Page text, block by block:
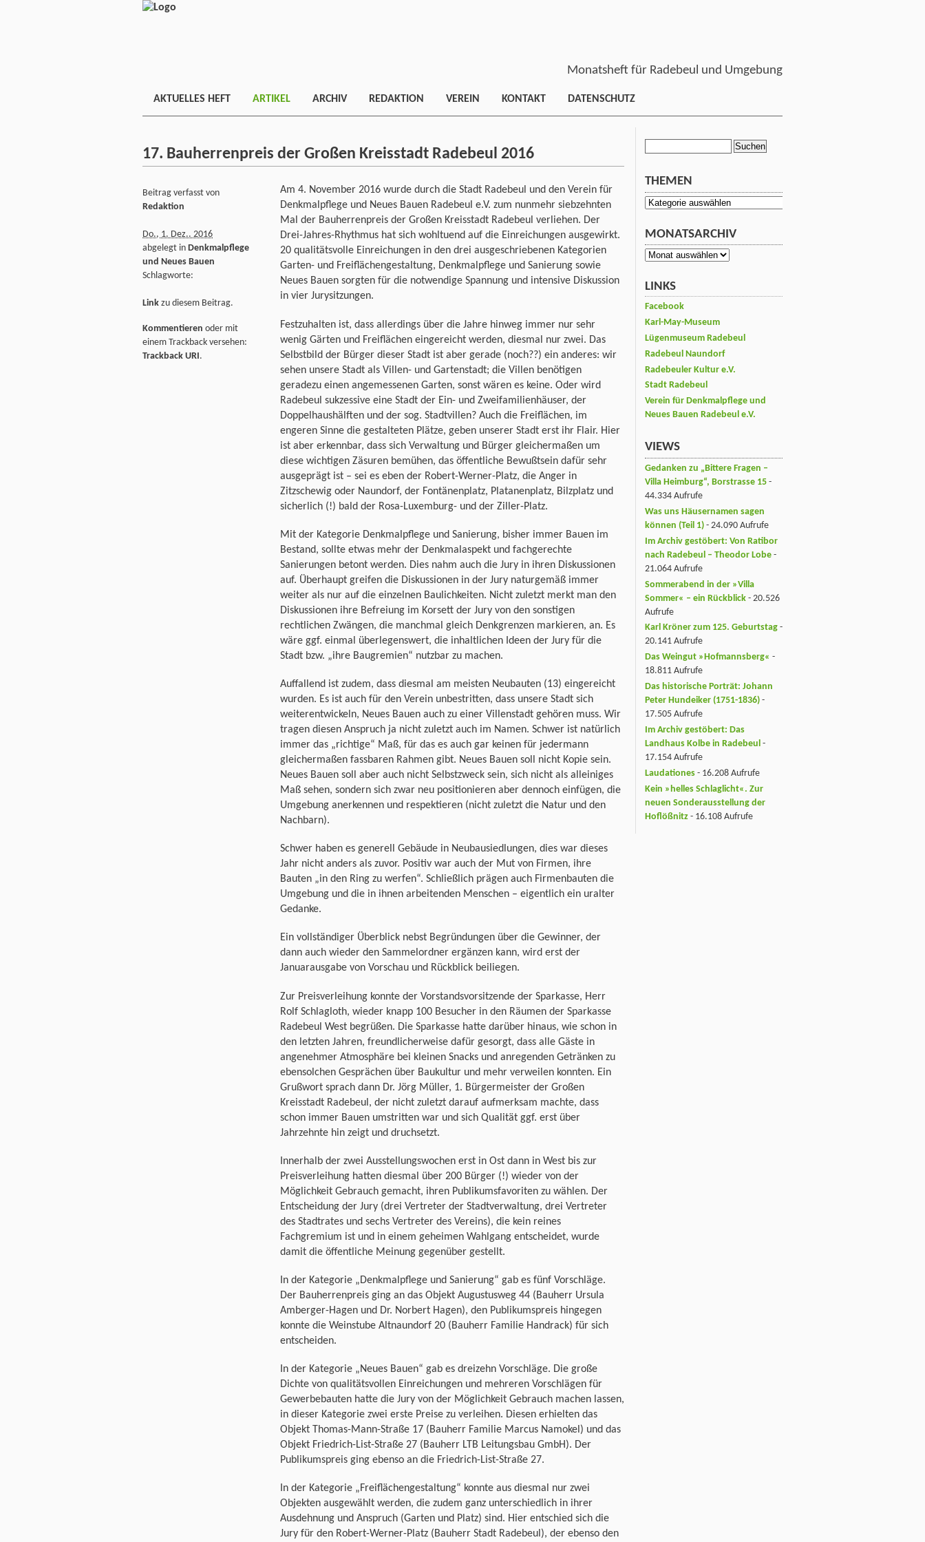
Monatsheft für Radebeul und Umgebung
AKTUELLES HEFT ARTIKEL ARCHIV REDAKTION VEREIN KONTAKT DATENSCHUTZ
17. Bauherrenpreis der Großen Kreisstadt Radebeul 2016
Am 4. November 2016 wurde durch die Stadt Radebeul und den Verein für
Denkmalpflege und Neues Bauen Radebeul e.V. zum nunmehr siebzehnten
Mal der Bauherrenpreis der Großen Kreisstadt Radebeul verliehen. Der
Drei-Jahres-Rhythmus hat sich wohltuend auf die Einreichungen ausgewirkt.
20 qualitätsvolle Einreichungen in den drei ausgeschriebenen Kategorien
Garten- und Freiflächengestaltung, Denkmalpflege und Sanierung sowie
Neues Bauen sorgten für die notwendige Spannung und intensive Diskussion
in vier Jurysitzungen.
Festzuhalten ist, dass allerdings über die Jahre hinweg immer nur sehr
wenig Gärten und Freiflächen eingereicht werden, diesmal nur zwei. Das
Selbstbild der Bürger dieser Stadt ist aber gerade (noch??) ein anderes: wir
sehen unsere Stadt als Villen- und Gartenstadt; die Villen benötigen
geradezu einen angemessenen Garten, sonst wären es keine. Oder wird
Radebeul sukzessive eine Stadt der Ein- und Zweifamilienhäuser, der
Doppelhaushälften und der sog. Stadtvillen? Auch die Freiflächen, im
engeren Sinne die gestalteten Plätze, geben unserer Stadt erst ihr Flair. Hier
ist aber erkennbar, dass sich Verwaltung und Bürger gleichermaßen um
diese wichtigen Zäsuren bemühen, das öffentliche Bewußtsein dafür sehr
ausgeprägt ist – sei es eben der Robert-Werner-Platz, die Anger in
Zitzschewig oder Naundorf, der Fontänenplatz, Platanenplatz, Bilzplatz und
sicherlich (!) bald der Rosa-Luxemburg- und der Ziller-Platz.
Mit der Kategorie Denkmalpflege und Sanierung, bisher immer Bauen im
Bestand, sollte etwas mehr der Denkmalaspekt und fachgerechte
Sanierungen betont werden. Dies nahm auch die Jury in ihren Diskussionen
auf. Überhaupt greifen die Diskussionen in der Jury naturgemäß immer
weiter als nur auf die einzelnen Baulichkeiten. Nicht zuletzt merkt man den
Diskussionen ihre Befreiung im Korsett der Jury von den sonstigen
rechtlichen Zwängen, die manchmal gleich Denkgrenzen markieren, an. Es
wäre ggf. einmal überlegenswert, die inhaltlichen Ideen der Jury für die
Stadt bzw. „ihre Baugremien“ nutzbar zu machen.
Auffallend ist zudem, dass diesmal am meisten Neubauten (13) eingereicht
wurden. Es ist auch für den Verein unbestritten, dass unsere Stadt sich
weiterentwickeln, Neues Bauen auch zu einer Villenstadt gehören muss. Wir
tragen diesen Anspruch ja nicht zuletzt auch im Namen. Schwer ist natürlich
immer das „richtige“ Maß, für das es auch gar keinen für jedermann
gleichermaßen fassbaren Rahmen gibt. Neues Bauen soll nicht Kopie sein.
Neues Bauen soll aber auch nicht Selbstzweck sein, sich nicht als alleiniges
Maß sehen, sondern sich zwar neu positionieren aber dennoch einfügen, die
Umgebung anerkennen und respektieren (nicht zuletzt die Natur und den
Nachbarn).
Schwer haben es generell Gebäude in Neubausiedlungen, dies war dieses
Jahr nicht anders als zuvor. Positiv war auch der Mut von Firmen, ihre
Bauten „in den Ring zu werfen“. Schließlich prägen auch Firmenbauten die
Umgebung und die in ihnen arbeitenden Menschen – eigentlich ein uralter
Gedanke.
Ein vollständiger Überblick nebst Begründungen über die Gewinner, der
dann auch wieder den Sammelordner ergänzen kann, wird erst der
Januarausgabe von Vorschau und Rückblick beiliegen.
Zur Preisverleihung konnte der Vorstandsvorsitzende der Sparkasse, Herr
Rolf Schlagloth, wieder knapp 100 Besucher in den Räumen der Sparkasse
Radebeul West begrüßen. Die Sparkasse hatte darüber hinaus, wie schon in
den letzten Jahren, freundlicherweise dafür gesorgt, dass alle Gäste in
angenehmer Atmosphäre bei kleinen Snacks und anregenden Getränken zu
ebensolchen Gesprächen über Baukultur und mehr verweilen konnten. Ein
Grußwort sprach dann Dr. Jörg Müller, 1. Bürgermeister der Großen
Kreisstadt Radebeul, der nicht zuletzt darauf aufmerksam machte, dass
schon immer Bauen umstritten war und sich Qualität ggf. erst über
Jahrzehnte hin zeigt und druchsetzt.
Innerhalb der zwei Ausstellungswochen erst in Ost dann in West bis zur
Preisverleihung hatten diesmal über 200 Bürger (!) wieder von der
Möglichkeit Gebrauch gemacht, ihren Publikumsfavoriten zu wählen. Der
Entscheidung der Jury (drei Vertreter der Stadtverwaltung, drei Vertreter
des Stadtrates und sechs Vertreter des Vereins), die kein reines
Fachgremium ist und in einem geheimen Wahlgang entscheidet, wurde
damit die öffentliche Meinung gegenüber gestellt.
In der Kategorie „Denkmalpflege und Sanierung“ gab es fünf Vorschläge.
Der Bauherrenpreis ging an das Objekt Augustusweg 44 (Bauherr Ursula
Amberger-Hagen und Dr. Norbert Hagen), den Publikumspreis hingegen
konnte die Weinstube Altnaundorf 20 (Bauherr Familie Handrack) für sich
entscheiden.
In der Kategorie „Neues Bauen“ gab es dreizehn Vorschläge. Die große
Dichte von qualitätsvollen Einreichungen und mehreren Vorschlägen für
Gewerbebauten hatte die Jury von der Möglichkeit Gebrauch machen lassen,
in dieser Kategorie zwei erste Preise zu verleihen. Diesen erhielten das
Objekt Thomas-Mann-Straße 17 (Bauherr Familie Marcus Namokel) und das
Objekt Friedrich-List-Straße 27 (Bauherr LTB Leitungsbau GmbH). Der
Publikumspreis ging ebenso an die Friedrich-List-Straße 27.
In der Kategorie „Freiflächengestaltung“ konnte aus diesmal nur zwei
Objekten ausgewählt werden, die zudem ganz unterschiedlich in ihrer
Ausdehnung und Anspruch (Garten und Platz) sind. Hier entschied sich die
Jury für den Robert-Werner-Platz (Bauherr Stadt Radebeul), der ebenso den
Beitrag verfasst von
Redaktion
Do., 1. Dez.. 2016
abgelegt in Denkmalpflege
und Neues Bauen
Schlagworte:
Link zu diesem Beitrag.
Kommentieren oder mit
einem Trackback versehen:
Trackback URI.
THEMEN
Themen
MONATSARCHIV
Monatsarchiv
LINKS
Facebook
Karl-May-Museum
Lügenmuseum Radebeul
Radebeul Naundorf
Radebeuler Kultur e.V.
Stadt Radebeul
Verein für Denkmalpflege und
Neues Bauen Radebeul e.V.
VIEWS
Gedanken zu „Bittere Fragen –
Villa Heimburg“, Borstrasse 15 -
44.334 Aufrufe
Was uns Häusernamen sagen
können (Teil 1) - 24.090 Aufrufe
Im Archiv gestöbert: Von Ratibor
nach Radebeul – Theodor Lobe -
21.064 Aufrufe
Sommerabend in der »Villa
Sommer« – ein Rückblick - 20.526
Aufrufe
Karl Kröner zum 125. Geburtstag -
20.141 Aufrufe
Das Weingut »Hofmannsberg« -
18.811 Aufrufe
Das historische Porträt: Johann
Peter Hundeiker (1751-1836) -
17.505 Aufrufe
Im Archiv gestöbert: Das
Landhaus Kolbe in Radebeul -
17.154 Aufrufe
Laudationes - 16.208 Aufrufe
Kein »helles Schlaglicht«. Zur
neuen Sonderausstellung der
Hoflößnitz - 16.108 Aufrufe